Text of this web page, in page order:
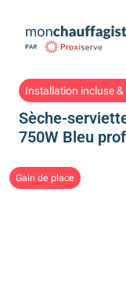
Installation incluse
Sèche-
750W Bleu
Gain de place